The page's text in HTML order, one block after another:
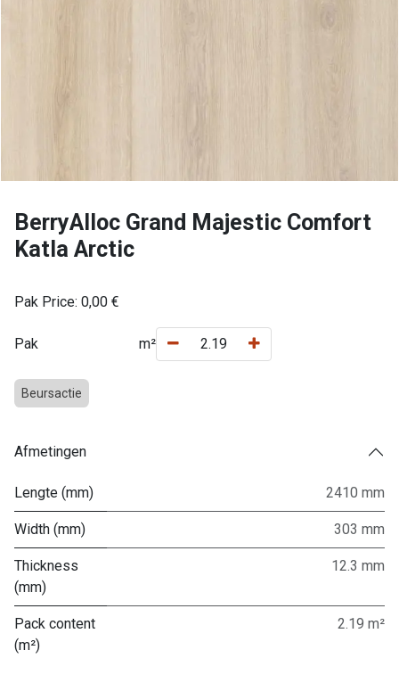
BerryAlloc Grand Majestic Comfort
Katla Arctic
Pak Price: 0,00 €
Pak m²
Beursactie
Afmetingen
Lengte (mm) 2410 mm
Width (mm) 303 mm
Thickness
(mm)
12.3 mm
Pack content
(m²)
2.19 m²